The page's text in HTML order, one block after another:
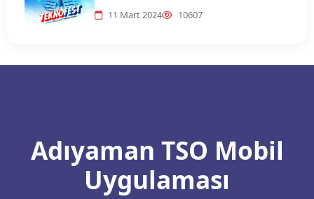
11 Mart 2024 10607
Adıyaman TSO Mobil
Uygulaması